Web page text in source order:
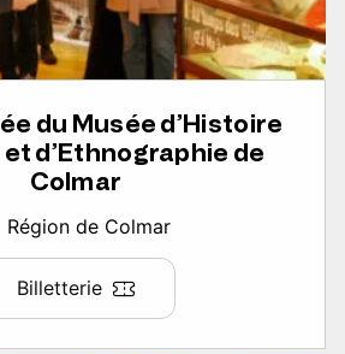
du Musée d’Histoire
d’Ethnographie de
Colmar
Région de Colmar
Billetterie